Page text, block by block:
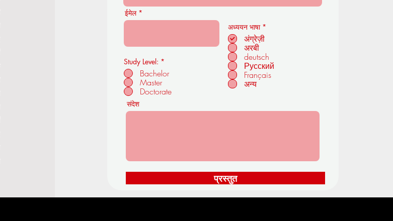
ईमेल
Study Level: *
Bachelor
Master
Doctorate
अध्ययन भाषा *
अंग्रेज़ी
अरबी
deutsch
Русский
Français
अन्य
संदेश
प्रस्तुत